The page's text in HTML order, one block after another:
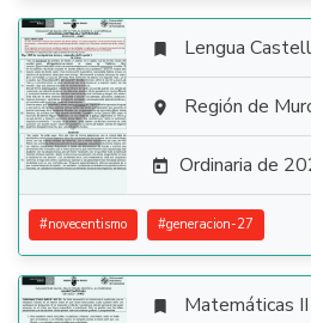

 Lengua
 Región de
 Ordinaria de
#novecentismo #generacion-27
 Matemáticas II